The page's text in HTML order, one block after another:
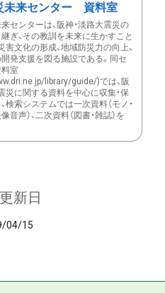
未来センター 資料室
センターは、阪神・淡路大震災の
ぎ、その教訓を未来に生かすこと
害文化の形成、地域防災力の向上、
発支援を図る施設である。同セ
室
library/guide/)では、阪
災に関する資料を中心に収集・保
検索システムでは一次資料（モノ・
音声）、二次資料（図書・雑誌）を
新日
04/15